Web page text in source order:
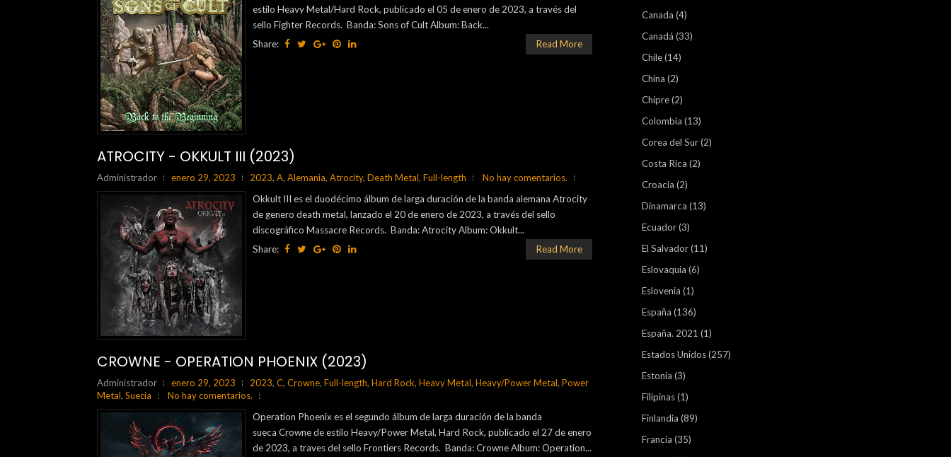
estilo Heavy Metal/Hard Rock, publicado el 05 de enero de 2023, a través del
sello Fighter Records. Banda: Sons of Cult Album: Back...
Share:
Read More
ATROCITY - OKKULT III (2023)
Administrador enero 29, 2023 2023, A, Alemania, Atrocity, Death Metal, Full-length
No hay comentarios.
Okkult III es el duodécimo álbum de larga duración de la banda alemana Atrocity
de genero death metal, lanzado el 20 de enero de 2023, a través del sello
discográfico Massacre Records. Banda: Atrocity Album: Okkult...
Share:
Read More
CROWNE - OPERATION PHOENIX (2023)
Administrador enero 29, 2023 2023, C, Crowne, Full-length, Hard Rock, Heavy Metal, Heavy/Power Metal, Power
Metal, Suecia
No hay comentarios.
Operation Phoenix es el segundo álbum de larga duración de la banda
sueca Crowne de estilo Heavy/Power Metal, Hard Rock, publicado el 27 de enero
de 2023, a traves del sello Frontiers Records. Banda: Crowne Album: Operation...
Canada (4)
Canadá (33)
Chile(14)
China (2)
Chipre(2)
Colombia (13)
Corea del Sur(2)
Costa Rica (2)
Croacia (2)
Dinamarca (13)
Ecuador(3)
El Salvador(11)
Eslovaquia (6)
Eslovenia (1)
España (136)
España. 2021 (1)
Estados Unidos(257)
Estonia (3)
Filipinas(1)
Finlandia (89)
Francia (35)